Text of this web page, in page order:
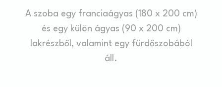
Nincsenek ilyen sütik.
Preferenciák
A preferencia sütik lehetővé teszik a felhasználó
A szoba egy franciaágyas (180 x 200 cm)
és egy külön ágyas (90 x 200 cm)
lakrészből, valamint egy fürdőszobából
áll.